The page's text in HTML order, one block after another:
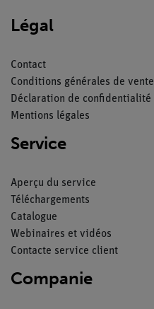
Légal
Contact
Conditions générales de vente
Déclaration de confidentialité
Mentions légales
Service
Aperçu du service
Téléchargements
Catalogue
Webinaires et vidéos
Contacte service client
Companie